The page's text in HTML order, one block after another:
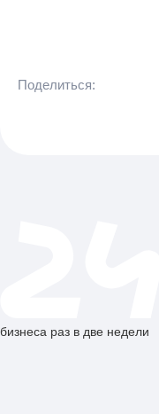
Поделиться:
бизнеса раз в две недели